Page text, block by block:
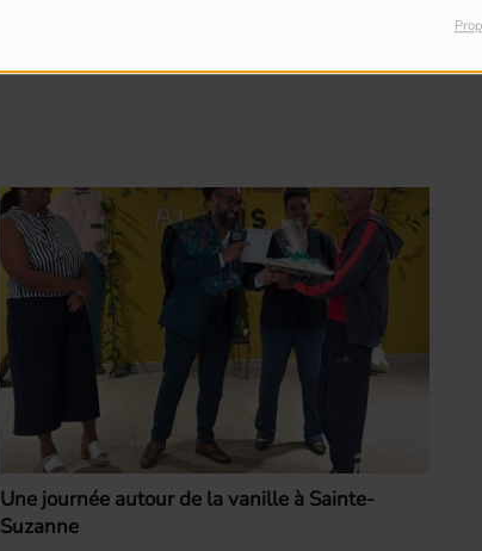
Une journée autour de la vanille à Sainte-
Suzanne